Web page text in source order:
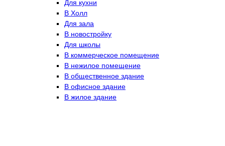
Для кухни
В Холл
Для зала
В новостройку
Для школы
В коммерческое помещение
В нежилое помещение
В общественное здание
В офисное здание
В жилое здание